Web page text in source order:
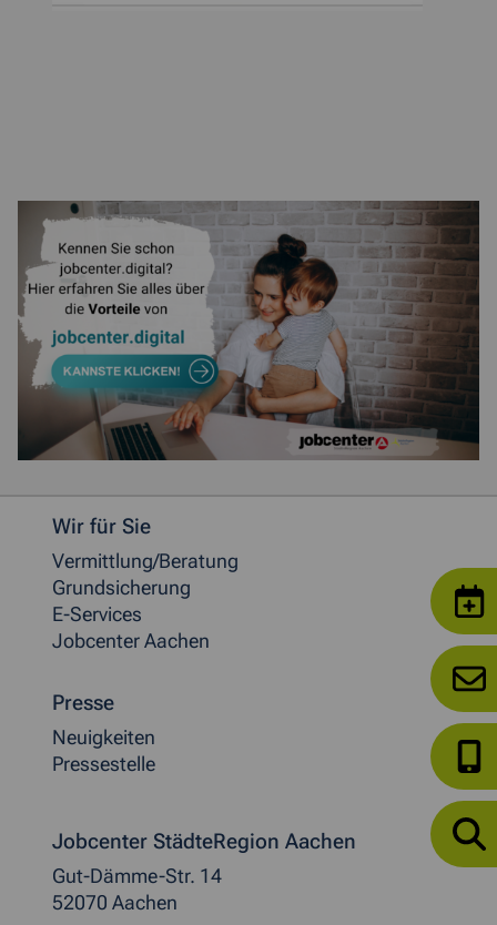
Weitere allgemeine Informationen
Wir für Sie
Vermittlung/Beratung
Grundsicherung
E-Services
Jobcenter Aachen
Presse
Neuigkeiten
Pressestelle
Jobcenter StädteRegion Aachen
Gut-Dämme-Str. 14
52070 Aachen